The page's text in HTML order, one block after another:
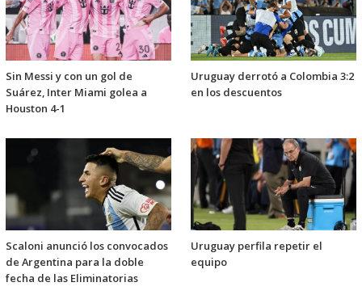
Sin Messi y con un gol de
Suárez, Inter Miami golea a
Houston 4-1
Uruguay derrotó a Colombia 3:2
en los descuentos
Scaloni anunció los convocados
de Argentina para la doble
fecha de las Eliminatorias
Uruguay perfila repetir el
equipo